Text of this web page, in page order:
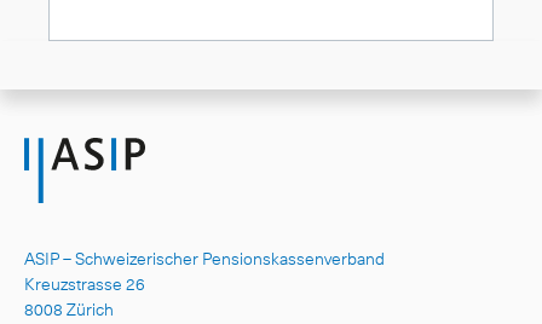
ASIP – Schweizerischer Pensionskassenverband
Kreuzstrasse 26
8008 Zürich